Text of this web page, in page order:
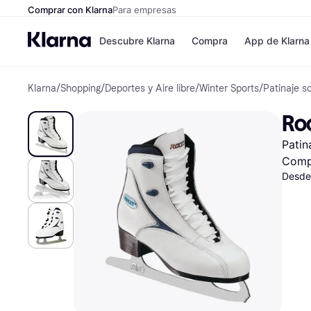
Comprar con KlarnaPara empresas
Descubre Klarna
Formas de
Paga ahora
Paga en 3 plazos
Paga en 30 días
Financiación
Klarna en Apple
Compra
Tiendas
Zalando
JD Sports
App de Klarna
Klarna/Shopping/Deportes y Aire libre/Winter Sports/Patinaje